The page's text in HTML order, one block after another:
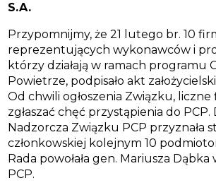
S.A.
Przypomnijmy, że 21 lutego br. 10
reprezentujących wykonawców i
którzy działają w ramach programu
Powietrze, podpisało akt
Od chwili ogłoszenia Związku, liczne
zgłaszać chęć przystąpienia do PCP.
Nadzorcza Związku PCP przyznała
członkowskiej kolejnym 10
Rada powołała gen. Mariusza Dąbka
PCP.